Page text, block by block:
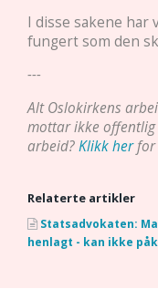
I disse sakene
fungert som den
---
Alt Oslokirkens
mottar ikke offentlig
arbeid?Klikk herfor
Relaterte artikler
Statsadvokaten:
henlagt - kan ikke